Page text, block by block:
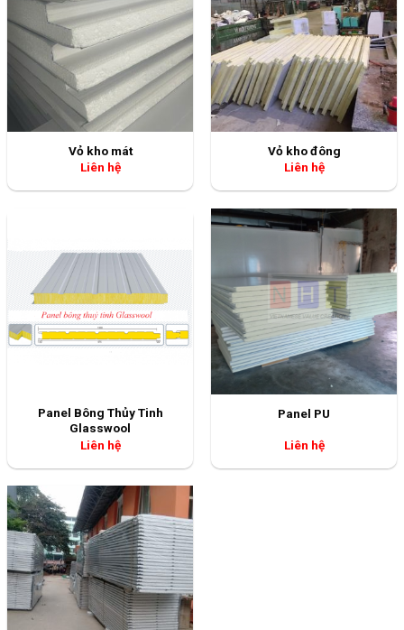
Vỏ kho mát
Liên hệ
Vỏ kho đông
Liên hệ
Panel Bông Thủy Tinh
Glasswool
Liên hệ
Panel PU
Liên hệ